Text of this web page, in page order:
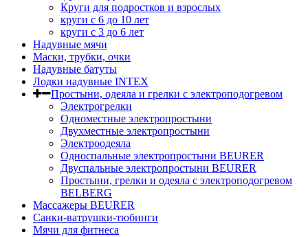
Круги для подростков и взрослых
круги с 6 до 10 лет
круги c 3 до 6 лет
Надувные мячи
Маски, трубки, очки
Надувные батуты
Лодки надувные INTEX
Простыни, одеяла и грелки с электроподогревом
Электрогрелки
Одноместные электропростыни
Двухместные электропростыни
Электроодеяла
Односпальные электропростыни BEURER
Двуспальные электропростыни BEURER
Простыни, грелки и одеяла с электроподогревом
BELBERG
Массажеры BEURER
Санки-ватрушки-тюбинги
Мячи для фитнеса